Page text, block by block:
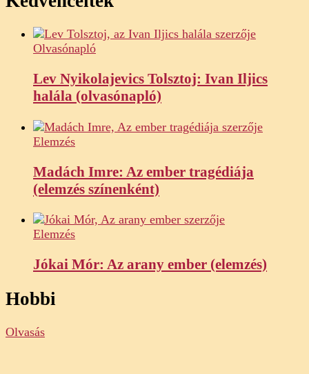
Olvasónapló
Lev Nyikolajevics Tolsztoj: Ivan Iljics
halála (olvasónapló)
Elemzés
Madách Imre: Az ember tragédiája
(elemzés színenként)
Elemzés
Jókai Mór: Az arany ember (elemzés)
Hobbi
Olvasás